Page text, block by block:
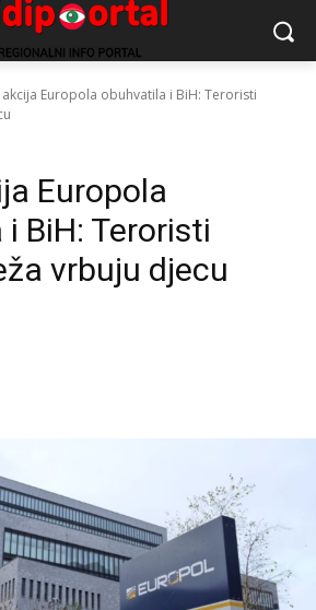
akcija Europola obuhvatila i BiH: Teroristi
Europola
BiH: Teroristi
vrbuju djecu